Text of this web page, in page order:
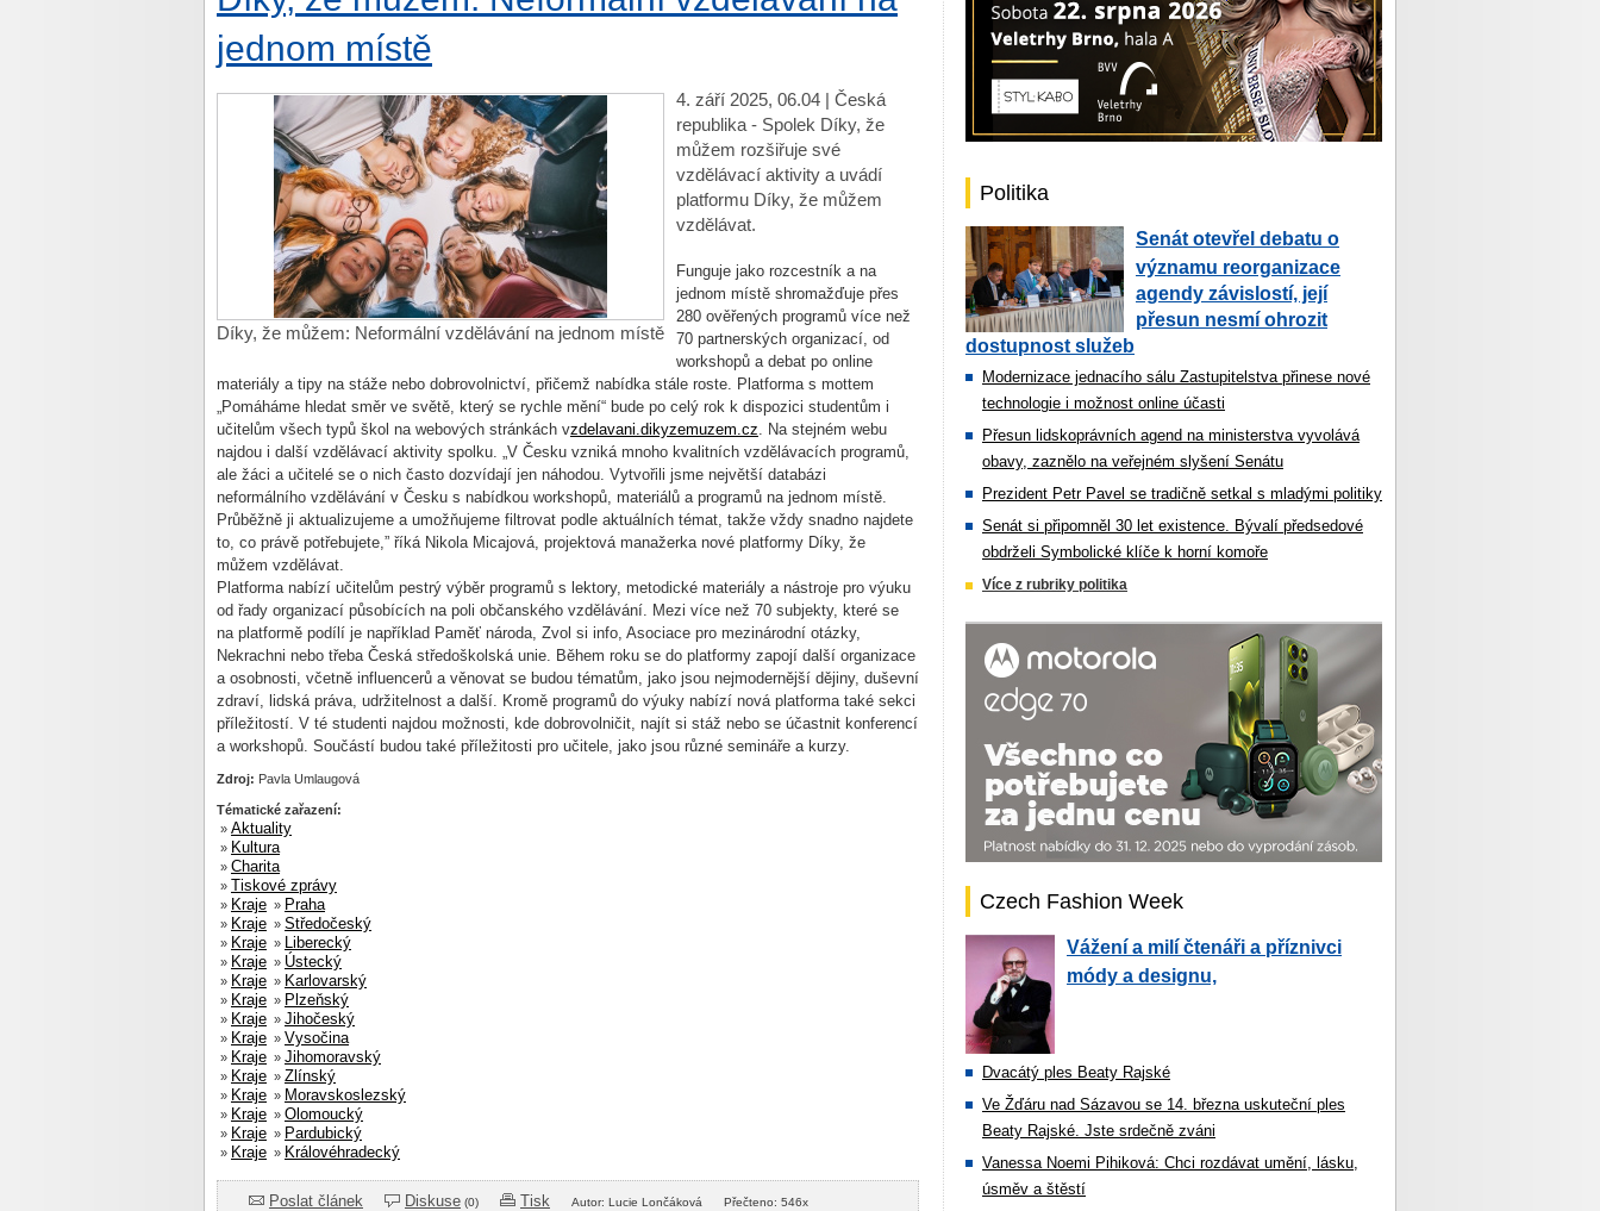
jednom místě
Díky, že můžem: Neformální vzdělávání na jednom místě
4. září 2025, 06.04 | Česká
republika - Spolek Díky, že
můžem rozšiřuje své
vzdělávací aktivity a uvádí
platformu Díky, že můžem
vzdělávat.
Funguje jako rozcestník a na
jednom místě shromažďuje přes
280 ověřených programů více než
70 partnerských organizací, od
workshopů a debat po online
materiály a tipy na stáže nebo dobrovolnictví, přičemž nabídka stále roste. Platforma s mottem
„Pomáháme hledat směr ve světě, který se rychle mění“ bude po celý rok k dispozici studentům i
učitelům všech typů škol na webových stránkách vzdelavani.dikyzemuzem.cz. Na stejném webu
najdou i další vzdělávací aktivity spolku. „V Česku vzniká mnoho kvalitních vzdělávacích programů,
ale žáci a učitelé se o nich často dozvídají jen náhodou. Vytvořili jsme největší databázi
neformálního vzdělávání v Česku s nabídkou workshopů, materiálů a programů na jednom místě.
Průběžně ji aktualizujeme a umožňujeme filtrovat podle aktuálních témat, takže vždy snadno najdete
to, co právě potřebujete,” říká Nikola Micajová, projektová manažerka nové platformy Díky, že
můžem vzdělávat.
Platforma nabízí učitelům pestrý výběr programů s lektory, metodické materiály a nástroje pro výuku
od řady organizací působících na poli občanského vzdělávání. Mezi více než 70 subjekty, které se
na platformě podílí je například Paměť národa, Zvol si info, Asociace pro mezinárodní otázky,
Nekrachni nebo třeba Česká středoškolská unie. Během roku se do platformy zapojí další organizace
a osobnosti, včetně influencerů a věnovat se budou tématům, jako jsou nejmodernější dějiny, duševní
zdraví, lidská práva, udržitelnost a další. Kromě programů do výuky nabízí nová platforma také sekci
příležitostí. V té studenti najdou možnosti, kde dobrovolničit, najít si stáž nebo se účastnit konferencí
a workshopů. Součástí budou také příležitosti pro učitele, jako jsou různé semináře a kurzy.
Zdroj: Pavla Umlaugová
Tématické zařazení:
» Aktuality
» Kultura
» Charita
» Tiskové zprávy
» Kraje » Praha
» Kraje » Středočeský
» Kraje » Liberecký
» Kraje » Ústecký
» Kraje » Karlovarský
» Kraje » Plzeňský
» Kraje » Jihočeský
» Kraje » Vysočina
» Kraje » Jihomoravský
» Kraje » Zlínský
» Kraje » Moravskoslezský
» Kraje » Olomoucký
» Kraje » Pardubický
» Kraje » Královéhradecký
Poslat článek Diskuse (0) Tisk Autor: Lucie Lončáková Přečteno: 546x
Politika
Senát otevřel debatu o
významu reorganizace
agendy závislostí, její
přesun nesmí ohrozit
dostupnost služeb
Modernizace jednacího sálu Zastupitelstva přinese nové
technologie i možnost online účasti
Přesun lidskoprávních agend na ministerstva vyvolává
obavy, zaznělo na veřejném slyšení Senátu
Prezident Petr Pavel se tradičně setkal s mladými politiky
Senát si připomněl 30 let existence. Bývalí předsedové
obdrželi Symbolické klíče k horní komoře
Více z rubriky politika
Czech Fashion Week
Vážení a milí čtenáři a příznivci
módy a designu,
Dvacátý ples Beaty Rajské
Ve Žďáru nad Sázavou se 14. března uskuteční ples
Beaty Rajské. Jste srdečně zváni
Vanessa Noemi Pihiková: Chci rozdávat umění, lásku,
úsměv a štěstí